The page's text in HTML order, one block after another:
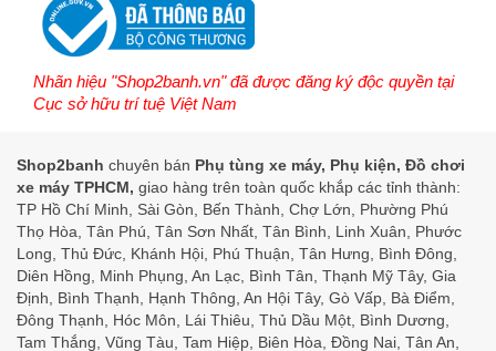
Nhãn hiệu "Shop2banh.vn" đã được đăng ký độc quyền tại
Cục sở hữu trí tuệ Việt Nam
Shop2banh chuyên bán Phụ tùng xe máy, Phụ kiện, Đồ chơi
xe máy TPHCM, giao hàng trên toàn quốc khắp các tỉnh thành:
TP Hồ Chí Minh, Sài Gòn, Bến Thành, Chợ Lớn, Phường Phú
Thọ Hòa, Tân Phú, Tân Sơn Nhất, Tân Bình, Linh Xuân, Phước
Long, Thủ Đức, Khánh Hội, Phú Thuận, Tân Hưng, Bình Đông,
Diên Hồng, Minh Phụng, An Lạc, Bình Tân, Thạnh Mỹ Tây, Gia
Định, Bình Thạnh, Hạnh Thông, An Hội Tây, Gò Vấp, Bà Điểm,
Đông Thạnh, Hóc Môn, Lái Thiêu, Thủ Dầu Một, Bình Dương,
Tam Thắng, Vũng Tàu, Tam Hiệp, Biên Hòa, Đồng Nai, Tân An,